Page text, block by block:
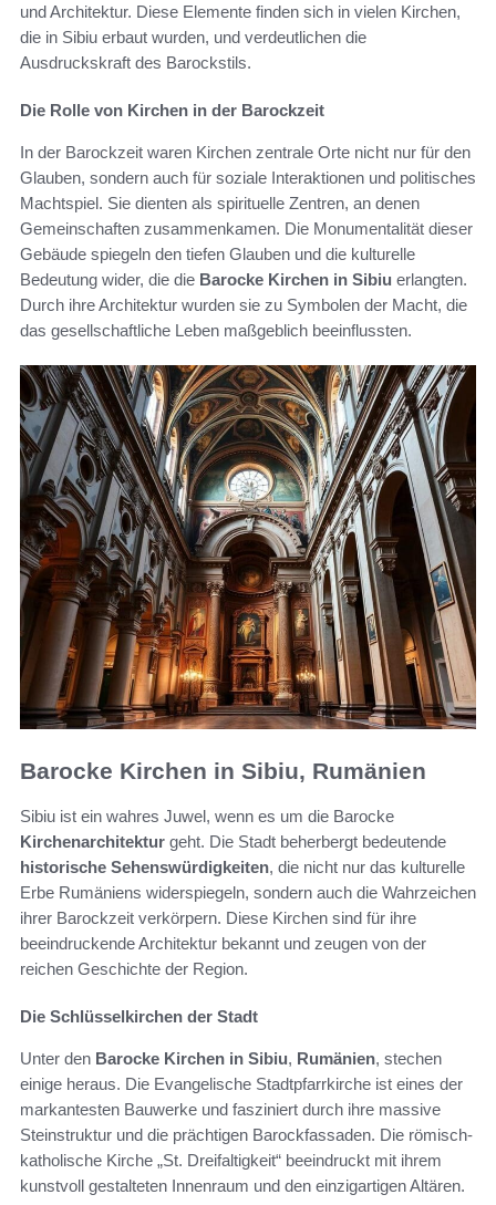
und Architektur. Diese Elemente finden sich in vielen Kirchen,
die in Sibiu erbaut wurden, und verdeutlichen die
Ausdruckskraft des Barockstils.
Die Rolle von Kirchen in der Barockzeit
In der Barockzeit waren Kirchen zentrale Orte nicht nur für den
Glauben, sondern auch für soziale Interaktionen und politisches
Machtspiel. Sie dienten als spirituelle Zentren, an denen
Gemeinschaften zusammenkamen. Die Monumentalität dieser
Gebäude spiegeln den tiefen Glauben und die kulturelle
Bedeutung wider, die die Barocke Kirchen in Sibiu erlangten.
Durch ihre Architektur wurden sie zu Symbolen der Macht, die
das gesellschaftliche Leben maßgeblich beeinflussten.
Barocke Kirchen in Sibiu, Rumänien
Sibiu ist ein wahres Juwel, wenn es um die Barocke
Kirchenarchitektur geht. Die Stadt beherbergt bedeutende
historische Sehenswürdigkeiten, die nicht nur das kulturelle
Erbe Rumäniens widerspiegeln, sondern auch die Wahrzeichen
ihrer Barockzeit verkörpern. Diese Kirchen sind für ihre
beeindruckende Architektur bekannt und zeugen von der
reichen Geschichte der Region.
Die Schlüsselkirchen der Stadt
Unter den Barocke Kirchen in Sibiu, Rumänien, stechen
einige heraus. Die Evangelische Stadtpfarrkirche ist eines der
markantesten Bauwerke und fasziniert durch ihre massive
Steinstruktur und die prächtigen Barockfassaden. Die römisch-
katholische Kirche „St. Dreifaltigkeit“ beeindruckt mit ihrem
kunstvoll gestalteten Innenraum und den einzigartigen Altären.